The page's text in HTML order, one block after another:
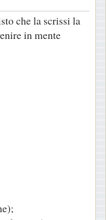
che la scrissi la
in mente